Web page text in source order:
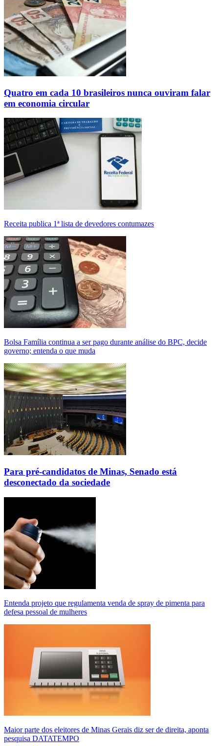
Quatro em cada 10 brasileiros nunca ouviram falar
em economia circular
Receita publica 1ª lista de devedores contumazes
Bolsa Família continua a ser pago durante análise do BPC, decide
governo; entenda o que muda
Para pré-candidatos de Minas, Senado está
desconectado da sociedade
Entenda projeto que regulamenta venda de spray de pimenta para
defesa pessoal de mulheres
Maior parte dos eleitores de Minas Gerais diz ser de direita, aponta
pesquisa DATATEMPO